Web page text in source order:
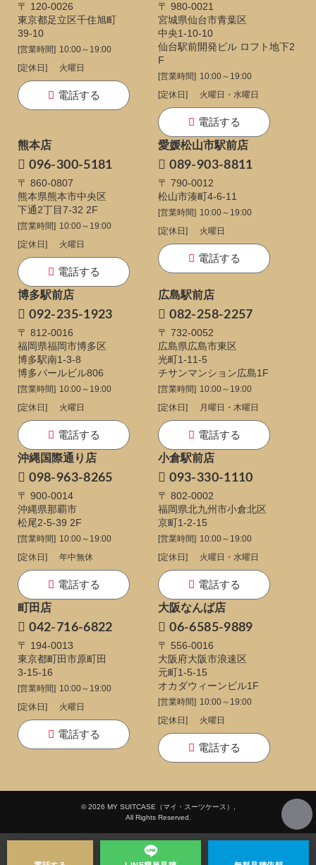
〒 120-0026
東京都足立区千住旭町
39-10
[営業時間] 10:00～19:00
[定休日]
火曜日
電話する
〒 980-0021
宮城県仙台市青葉区
中央1-10-10
仙台駅前開発ビル ロフト地下2
F
[営業時間] 10:00～19:00
[定休日]
火曜日・水曜日
電話する
熊本店
096-300-5181
〒 860-0807
熊本県熊本市中央区
下通2丁目7-32 2F
[営業時間] 10:00～19:00
[定休日]
火曜日
電話する
愛媛松山市駅前店
089-903-8811
〒 790-0012
松山市湊町4-6-11
[営業時間] 10:00～19:00
[定休日]
火曜日
電話する
博多駅前店
092-235-1923
〒 812-0016
福岡県福岡市博多区
博多駅南1-3-8
博多パールビル806
[営業時間] 10:00～19:00
[定休日]
火曜日
電話する
広島駅前店
082-258-2257
〒 732-0052
広島県広島市東区
光町1-11-5
チサンマンション広島1F
[営業時間] 10:00～19:00
[定休日]
月曜日・木曜日
電話する
沖縄国際通り店
098-963-8265
〒 900-0014
沖縄県那覇市
松尾2-5-39 2F
[営業時間] 10:00～19:00
[定休日]
年中無休
電話する
小倉駅前店
093-330-1110
〒 802-0002
福岡県北九州市小倉北区
京町1-2-15
[営業時間] 10:00～19:00
[定休日]
火曜日・水曜日
電話する
町田店
042-716-6822
〒 194-0013
東京都町田市原町田
3-15-16
[営業時間] 10:00～19:00
[定休日]
火曜日
電話する
大阪なんば店
06-6585-9889
〒 556-0016
大阪府大阪市浪速区
元町1-5-15
オカダウィーンビル1F
[営業時間] 10:00～19:00
[定休日]
火曜日
電話する
© 2026 MY SUITCASE（マイ・スーツケース）,
All Rights Reserved.